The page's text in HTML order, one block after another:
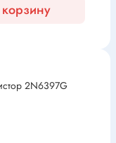
2N6397G